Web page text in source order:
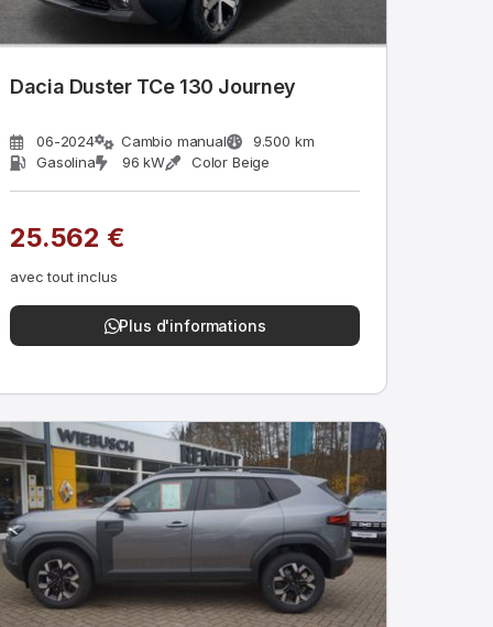
Dacia Duster TCe 130 Journey
06-2024 Cambio manual
9.500 km
Gasolina
96 kW Color Beige
25.562 €
avec tout inclus
Plus d'informations